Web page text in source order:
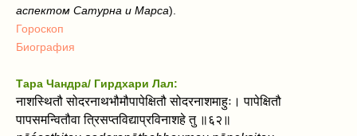
аспектом Сатурна и Марса).
Гороскоп
Биография
Тара Чандра/ Гирдхари Лал:
नाशस्थितौ सोदरनाथभौमौपापेक्षितौ सोदरनाशमाहुः। पापेक्षितौ
पापसमन्वितौवा त्रिसप्तविद्याप्रविनाशहे तु ॥६२॥